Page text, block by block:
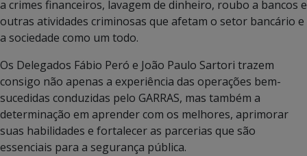
a crimes financeiros, lavagem de dinheiro, roubo a bancos e
outras atividades criminosas que afetam o setor bancário e
a sociedade como um todo.
Os Delegados Fábio Peró e João Paulo Sartori trazem
consigo não apenas a experiência das operações bem-
sucedidas conduzidas pelo GARRAS, mas também a
determinação em aprender com os melhores, aprimorar
suas habilidades e fortalecer as parcerias que são
essenciais para a segurança pública.